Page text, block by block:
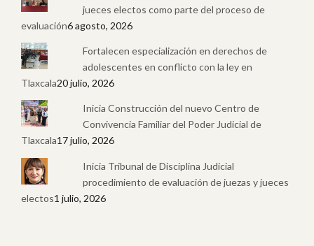
jueces electos como parte del proceso de
evaluación6 agosto, 2026
Fortalecen especialización en derechos de
adolescentes en conflicto con la ley en
Tlaxcala20 julio, 2026
Inicia Construcción del nuevo Centro de
Convivencia Familiar del Poder Judicial de
Tlaxcala17 julio, 2026
Inicia Tribunal de Disciplina Judicial
procedimiento de evaluación de juezas y jueces
electos1 julio, 2026